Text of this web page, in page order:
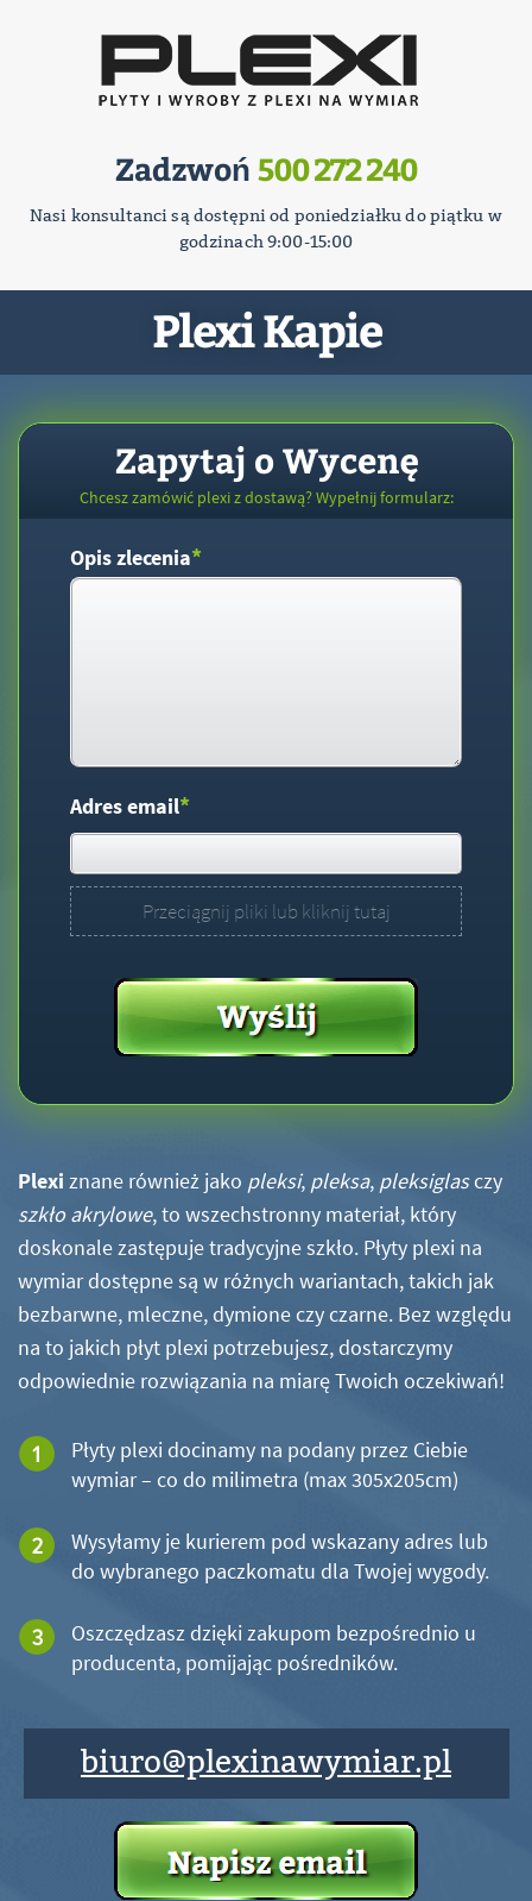
Zadzwoń 500 272 240
Nasi konsultanci są dostępni od poniedziałku do piątku w
godzinach 9:00-15:00
Plexi Kapie
Zapytaj o Wycenę
Chcesz zamówić plexi z dostawą? Wypełnij formularz:
Opis zlecenia*
Adres email*
Przeciągnij pliki lub kliknij tutaj
Plexi znane również jako pleksi, pleksa, pleksiglasczy
szkło akrylowe, to wszechstronny materiał, który
doskonale zastępuje tradycyjne szkło. Płyty plexi na
wymiar dostępne są w różnych wariantach, takich jak
bezbarwne, mleczne, dymione czy czarne. Bez względu
na to jakich płyt plexi potrzebujesz, dostarczymy
odpowiednie rozwiązania na miarę Twoich oczekiwań!
Płyty plexi docinamy na podany przez Ciebie
wymiar – co do milimetra (max 305x205cm)
Wysyłamy je kurierem pod wskazany adres lub
do wybranego paczkomatu dla Twojej wygody.
Oszczędzasz dzięki zakupom bezpośrednio u
producenta, pomijając pośredników.
biuro@plexinawymiar.pl